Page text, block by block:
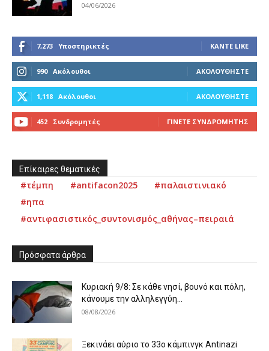
04/06/2026
7,273 Υποστηρικτές ΚΆΝΤΕ LIKE
990 Ακόλουθοι ΑΚΟΛΟΥΘΉΣΤΕ
1,118 Ακόλουθοι ΑΚΟΛΟΥΘΉΣΤΕ
452 Συνδρομητές ΓΊΝΕΤΕ ΣΥΝΔΡΟΜΗΤΉΣ
Επίκαιρες θεματικές
#τέμπη #antifacon2025
#παλαιστινιακό
#ηπα
#αντιφασιστικός_συντονισμός_αθήνας–πειραιά
Πρόσφατα άρθρα
Κυριακή 9/8: Σε κάθε νησί, βουνό και πόλη,
κάνουμε την αλληλεγγύη...
08/08/2026
Ξεκινάει αύριο το 33ο κάμπινγκ Antinazi